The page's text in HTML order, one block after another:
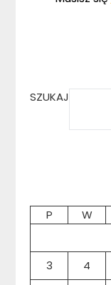
SZUKAJ
P W
3
4